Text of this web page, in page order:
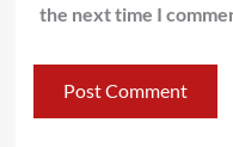
the next time I